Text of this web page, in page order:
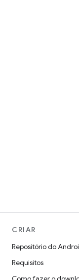
CRIAR
Repositório do
Requisitos